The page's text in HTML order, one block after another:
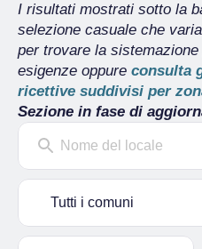
I risultati mostrati sotto la
selezione casuale che
per trovare la
esigenze oppure consulta
ricettive suddivisi per
Sezione in fase di
Nome del locale
Tutti i comuni